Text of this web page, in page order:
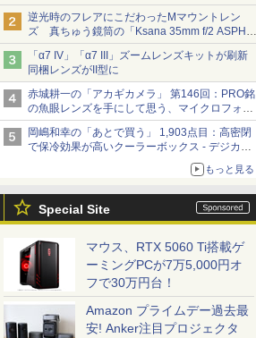
逆光時のフレアにこだわったMマウントレン
ズ 真ちゅう鏡筒の「Ksana 35mm f/2 ASPH.
シルバークローム」
「α7 IV」「α7 III」ズームレンズキットが刷新
同梱レンズがII型に
赤城耕一の「アカギカメラ」 第146回：PRO銘
の魚眼レンズを手にして思う、マイクロフォー
サーズへの期待と可能性
岡嶋和幸の「あとで買う」 1,903点目：高密閉
で保冷効果が高いクーラーボックス - デジカメ
もっと見る
Special Site
マウス、RTX 5060 Ti搭載ゲ
ーミングPCが7万5,000円オ
フで30万円台！
Amazon プライムデー過去最
安! Anker注目プロジェクタ